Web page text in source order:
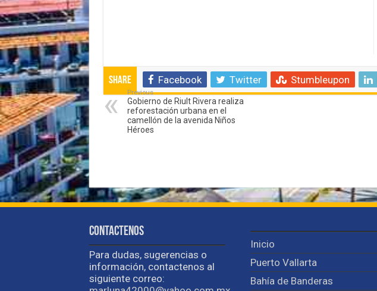
Share Facebook Twitter Stumbleupon
Previous
Gobierno de Riult Rivera realiza
reforestación urbana en el
camellón de la avenida Niños
Héroes
Contactenos
Para dudas, sugerencias o
información, contactenos al
siguiente correo:
Inicio
Puerto Vallarta
Bahía de Banderas